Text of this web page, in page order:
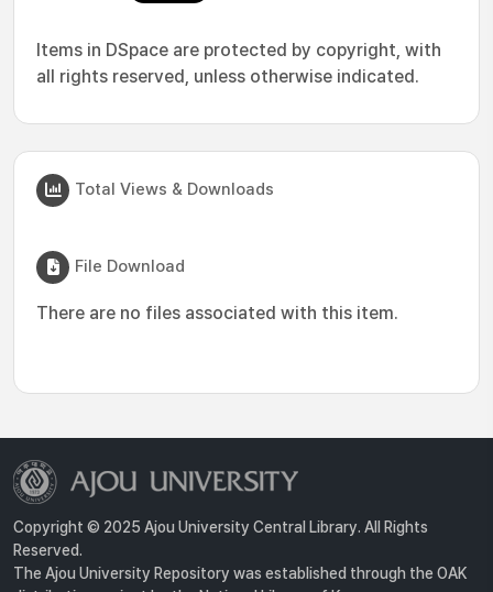
Items in DSpace are protected by copyright, with
all rights reserved, unless otherwise indicated.
Total Views & Downloads
File Download
There are no files associated with this item.
Copyright © 2025 Ajou University Central Library. All Rights
Reserved.
The Ajou University Repository was established through the OAK